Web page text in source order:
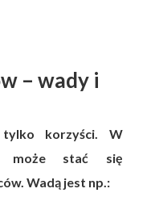
– wady i
korzyści. W
może stać się
Wadą jest np.: